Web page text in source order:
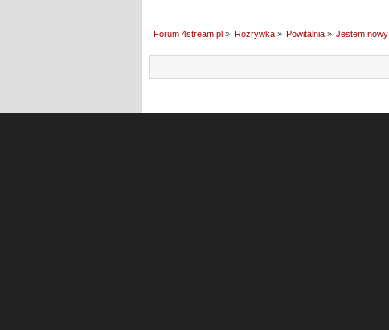
Forum 4stream.pl » Rozrywka» Powitalnia» Jestem nowy